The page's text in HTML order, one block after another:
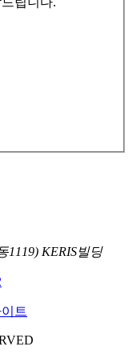
1119) KERIS빌딩